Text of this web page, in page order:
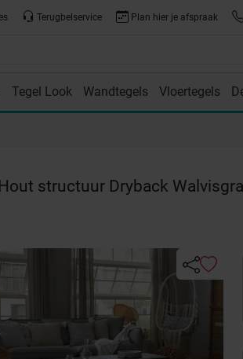
Terugbelservice Plan hier je afspraak
Tegel Look Wandtegels Vloertegels
structuur Dryback